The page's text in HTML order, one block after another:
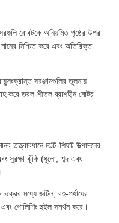
রোবটকে অনিয়মিত পৃষ্ঠের উপর
নিশ্চিত করে এবং অতিরিক্ত
সরঞ্জামগুলির তুলনায়
করে তরল-শীতল ব্রাশহীন মোটর
মাল্টি-শিফট উত্পাদনের
সুরক্ষা ঝুঁকি (ধুলো, শব্দ এবং
মধ্যে জটিল, বহু-পর্যায়ের
পোলিশিং হুইল সমর্থন করে।